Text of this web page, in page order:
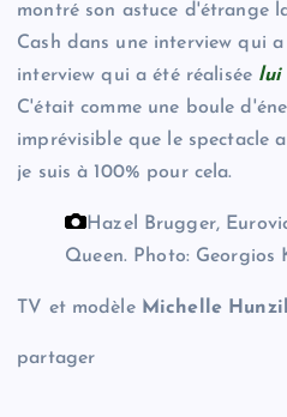
montré son astuce d'étrange
Cash dans une interview qui
interview qui a été réalisée lui
C'était comme une boule
imprévisible que le spectacle
je suis à 100% pour cela.
Hazel Brugger,
Queen. Photo: Georgios
TV et modèle Michelle
partager